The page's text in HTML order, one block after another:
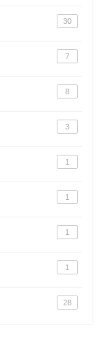
30
7
8
3
1
1
1
1
28